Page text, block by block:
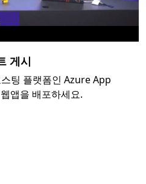
게시
팅 플랫폼인 Azure App
앱을 배포하세요.